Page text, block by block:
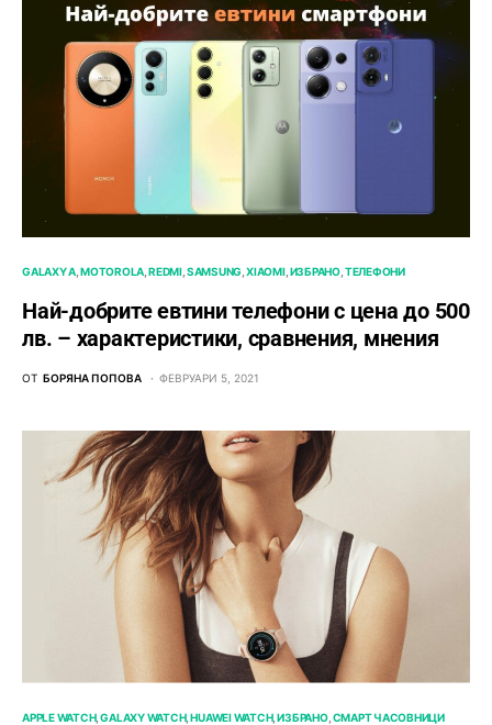
GALAXY A MOTOROLA REDMI SAMSUNG XIAOMI ИЗБРАНО ТЕЛЕФОНИ
Най-добрите евтини телефони с ценa до 500
лв. – характeристики, сравнения, мнения
ОТ БОРЯНА ПОПОВА ФЕВРУАРИ 5, 2021
APPLE WATCH GALAXY WATCH HUAWEI WATCH ИЗБРАНО СМАРТ ЧАСОВНИЦИ